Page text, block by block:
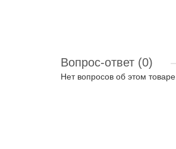
Вопрос-ответ (0)
Нет вопросов об этом товаре.